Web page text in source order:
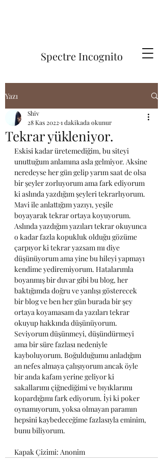
Spectre Incognito
Yazı
Tekrar yükleniyor.
Shiv
28 Kas 2022 1 dakikada okunur
Eskisi kadar üretemediğim, bu siteyi
unuttuğum anlamına asla gelmiyor. Aksine
neredeyse her gün gelip yarım saat de olsa
bir şeyler zorluyorum ama fark ediyorum
ki aslında yazdığım şeyleri tekrarlıyorum.
Mavi ile anlattığım yazıyı, yeşile
boyayarak tekrar ortaya koyuyorum.
Aslında yazdığım yazıları tekrar okuyunca
o kadar fazla kopukluk olduğu gözüme
çarpıyor ki tekrar yazsam mı diye
düşünüyorum ama yine bu hileyi yapmayı
kendime yediremiyorum. Hatalarımla
boyanmış bir duvar gibi bu blog, her
baktığımda doğru ve yanlışı gösterecek
bir blog ve ben her gün burada bir şey
ortaya koyamasam da yazıları tekrar
okuyup hakkında düşünüyorum.
Seviyorum düşünmeyi, düşündürmeyi
ama bir süre fazlası nedeniyle
kayboluyorum. Boğulduğumu anladığım
an nefes almaya çalışıyorum ancak öyle
bir anda kafam yerine geliyor ki
sakallarımı çiğnediğimi ve bıyıklarımı
kopardığımı fark ediyorum. İyi ki poker
oynamıyorum, yoksa olmayan paramın
hepsini kaybedeceğime fazlasıyla eminim,
bunu biliyorum.
Kapak Çizimi: Anonim